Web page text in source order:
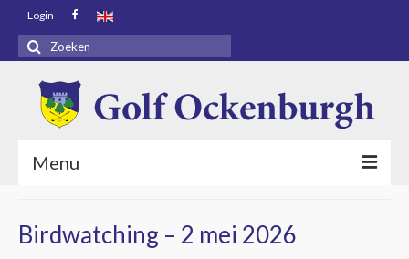
Login
Zoeken
naar:
Menu
Bezoekers
Birdwatching – 2 mei 2026